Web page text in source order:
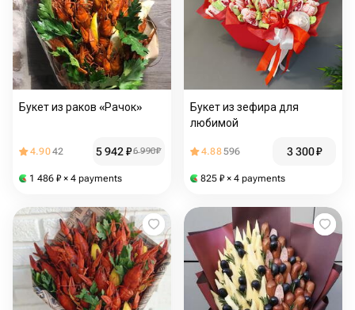
Букет из раков «Рачок»
4.9042 5 942₽6 990₽
1 486 ₽ × 4 payments
Букет из зефира для
любимой
4.88596 3 300₽
825 ₽ × 4 payments